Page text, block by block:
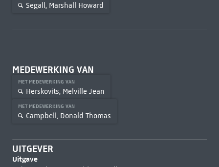
Segall, Marshall Howard
MEDEWERKING VAN
MET MEDEWERKING VAN
Herskovits, Melville Jean
MET MEDEWERKING VAN
Campbell, Donald Thomas
UITGEVER
Uitgave